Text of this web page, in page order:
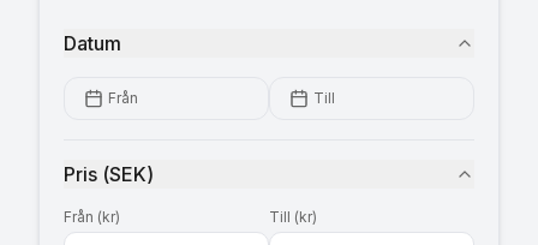
Datum
Från Till
Pris (SEK)
Från (kr) Till (kr)